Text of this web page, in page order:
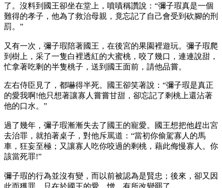
了。沒料到國王卻坐在堂上，噴嘖稱讚說：“彌子瑕真是一個
難得的孝子，他為了救治母親，竟忘記了自己會受到砍腳的刑
罰。”
又有一次，彌子瑕陪著國王，在後宮的果園裡遊玩。彌子瑕爬
到樹上，采了一隻白裡透紅的大蜜桃，咬了幾口，連連說甜，
忙拿著吃剩的半隻桃子，送到國王面前，請他品嘗。
左右侍臣見了，都嚇得半死。國王卻笑著說：“彌子瑕是真正
的愛我啊!他只想著讓寡人嘗嘗甘甜，卻忘記了剩桃上還沾著
他的口水。”
過了幾年，彌子瑕漸漸失去了國王的寵愛。國王想把他趕出宮
去治罪，就拍著桌子，對他斥罵道：“當初你偷駕寡人的馬
車，狂妄至極；又讓寡人吃你咬過的剩桃，藉此侮慢寡人。你
該當死罪!”
彌子瑕的行為並沒有變，而以前被認為是賢忠；後來，卻又因
此而獲罪。只在於國王的愛、憎，有所改變罷了。